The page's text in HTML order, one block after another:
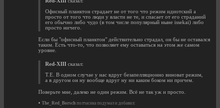
Офисный планктон страдает не от того что режим идиотский а
просто от того что люди у власти не те, и спасает от его страданий
его обычно либо чудо (в том числе популярный ныне issekai) либо
просто ничего.
Если бы "офисный планктон" действительно страдал, он бы не оставался
таким. Есть что-то, что позволяет ему оставаться на этом же самом
уровне.
Red-XIII сказал:
Т.Е. В одном случае у нас вдруг безапелляционно виноват режим,
а в другом он ну вообще вдруг ну ни каким боком ни причем.
Поверьте мне, далеко не один режим. Всё не так уж и просто.
• The_Red_Borsch полчасика подумал и добавил: